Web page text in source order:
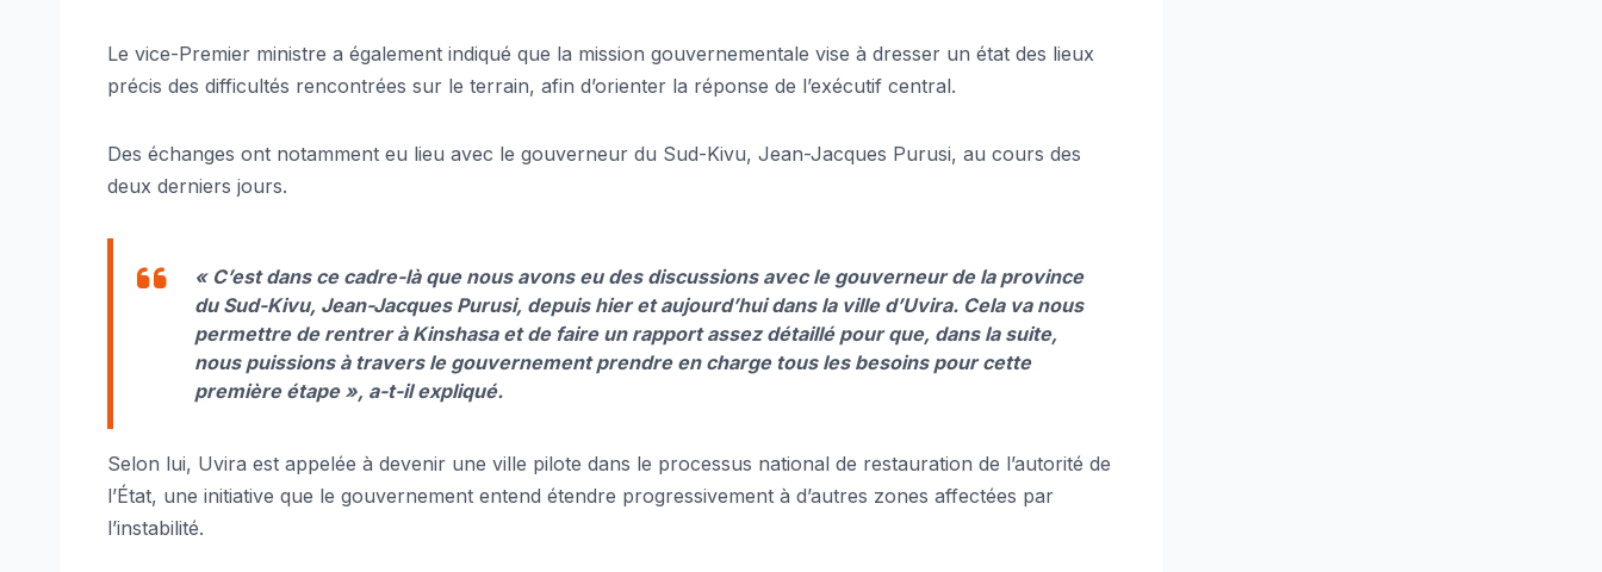
Le vice-Premier ministre a également indiqué que la mission gouvernementale vise à dresser un état des lieux
précis des difficultés rencontrées sur le terrain, afin d’orienter la réponse de l’exécutif central.
Des échanges ont notamment eu lieu avec le gouverneur du Sud-Kivu, Jean-Jacques Purusi, au cours des
deux derniers jours.
« C’est dans ce cadre-là que nous avons eu des discussions avec le gouverneur de la province
du Sud-Kivu, Jean-Jacques Purusi, depuis hier et aujourd’hui dans la ville d’Uvira. Cela va nous
permettre de rentrer à Kinshasa et de faire un rapport assez détaillé pour que, dans la suite,
nous puissions à travers le gouvernement prendre en charge tous les besoins pour cette
première étape », a-t-il expliqué.
Selon lui, Uvira est appelée à devenir une ville pilote dans le processus national de restauration de l’autorité de
l’État, une initiative que le gouvernement entend étendre progressivement à d’autres zones affectées par
l’instabilité.